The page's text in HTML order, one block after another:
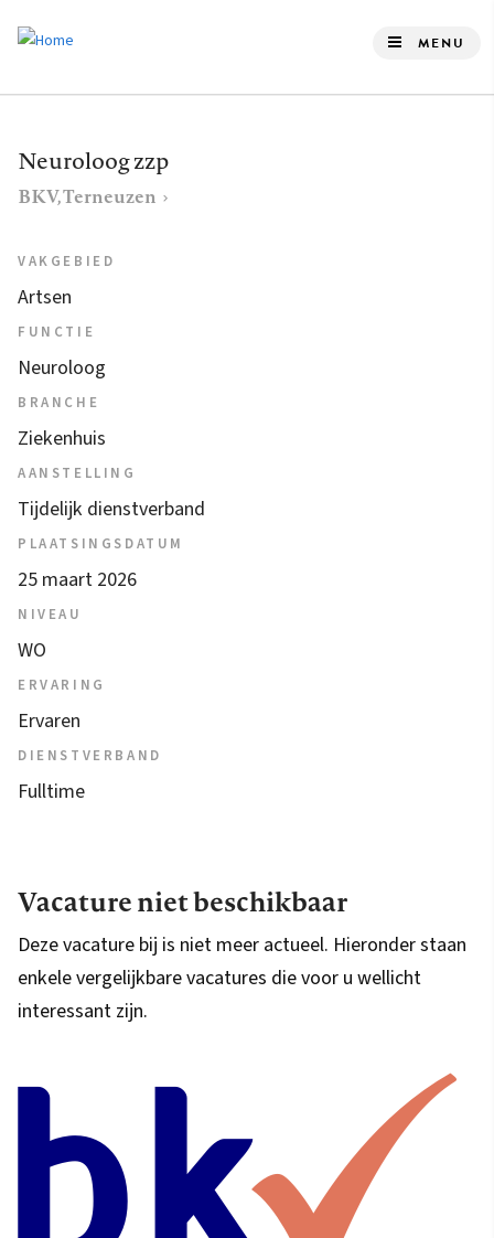
de
gaan
MENU
Neuroloog zzp
BKV, Terneuzen
VAKGEBIED
Artsen
FUNCTIE
Neuroloog
BRANCHE
Ziekenhuis
AANSTELLING
Tijdelijk dienstverband
PLAATSINGSDATUM
25 maart 2026
NIVEAU
WO
ERVARING
Ervaren
DIENSTVERBAND
Fulltime
Vacature niet beschikbaar
Deze vacature bij is niet meer actueel. Hieronder staan
enkele vergelijkbare vacatures die voor u wellicht
interessant zijn.